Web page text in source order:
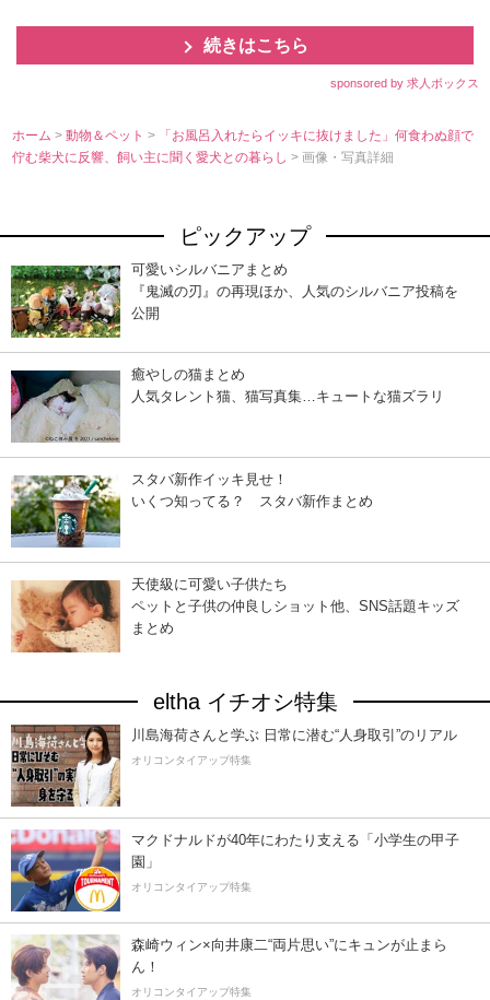
続きはこちら
sponsored by 求人ボックス
ホーム >動物＆ペット>
「お風呂入れたらイッキに抜けました」何食わぬ顔で
佇む柴犬に反響、飼い主に聞く愛犬との暮らし> 画像・写真詳細
ピックアップ
可愛いシルバニアまとめ
『鬼滅の刃』の再現ほか、人気のシルバニア投稿を
公開
癒やしの猫まとめ
人気タレント猫、猫写真集…キュートな猫ズラリ
スタバ新作イッキ見せ！
いくつ知ってる？ スタバ新作まとめ
天使級に可愛い子供たち
ペットと子供の仲良しショット他、SNS話題キッズ
まとめ
eltha イチオシ特集
川島海荷さんと学ぶ 日常に潜む“人身取引”のリアル
オリコンタイアップ特集
マクドナルドが40年にわたり支える「小学生の甲子
園」
オリコンタイアップ特集
森崎ウィン×向井康二“両片思い”にキュンが止まら
ん！
オリコンタイアップ特集